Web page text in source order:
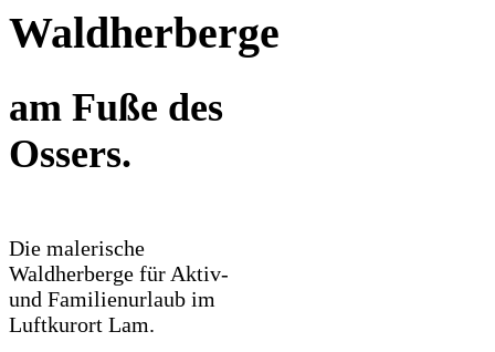
Waldherberge
am Fuße des
Ossers.
Die malerische
Waldherberge für Aktiv-
und Familienurlaub im
Luftkurort Lam.